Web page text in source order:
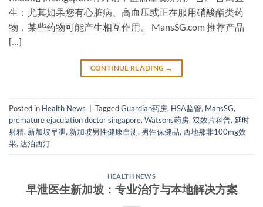
生：尤其如果您有心脏病、高血压或正在服用硝酸酯类药
物，某些药物可能产生相互作用。 MansSG.com 推荐产品
[…]
CONTINUE READING →
Posted in Health News TaggedGuardian药房, HSA监管, MansSG,
premature ejaculation doctor singapore, Watsons药房, 双效片科普, 延时
射精, 新加坡早泄, 新加坡男性健康自测, 男性保健品, 西地那非100mg效
果, 达泊西汀
HEALTH NEWS
早泄医生新加坡：专业治疗与本地解决方案